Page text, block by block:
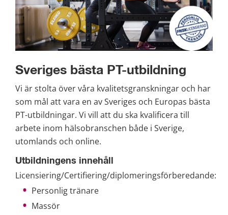
Sveriges bästa PT-utbildning
Vi är stolta över våra kvalitetsgranskningar och har
som mål att vara en av Sveriges och Europas bästa
PT-utbildningar. Vi vill att du ska kvalificera till
arbete inom hälsobranschen både i Sverige,
utomlands och online.
Utbildningens innehåll
Licensiering/Certifiering/diplomeringsförberedande:
Personlig tränare
Massör